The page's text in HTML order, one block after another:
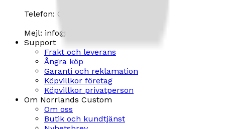
Telefon: 0660 - 828 10
Mejl: info@norrlandscustom.com
Support
Frakt och leverans
Ångra köp
Garanti och reklamation
Köpvillkor företag
Köpvillkor privatperson
Om Norrlands Custom
Om oss
Butik och kundtjänst